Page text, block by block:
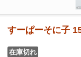
すーぱーそに子
在庫切れ